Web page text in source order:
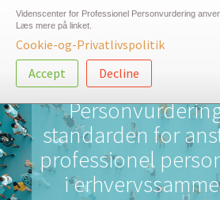
hoved-
indhold
Videnscenter for
standarden for
professionel
i
Videnscenter for Professionel Personvurdering
Læs mere på linket.
Cookie-og-Privatlivspolitik
Accept
Decline